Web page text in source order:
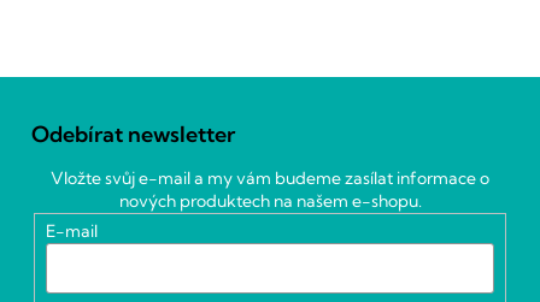
Odebírat newsletter
Vložte svůj e-mail a my vám budeme zasílat informace o
nových produktech na našem e-shopu.
E-mail